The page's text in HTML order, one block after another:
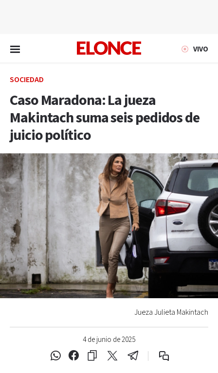
VIVO
SOCIEDAD
Caso Maradona: La jueza
Makintach suma seis pedidos de
juicio político
4 de junio de 2025
Jueza Julieta Makintach